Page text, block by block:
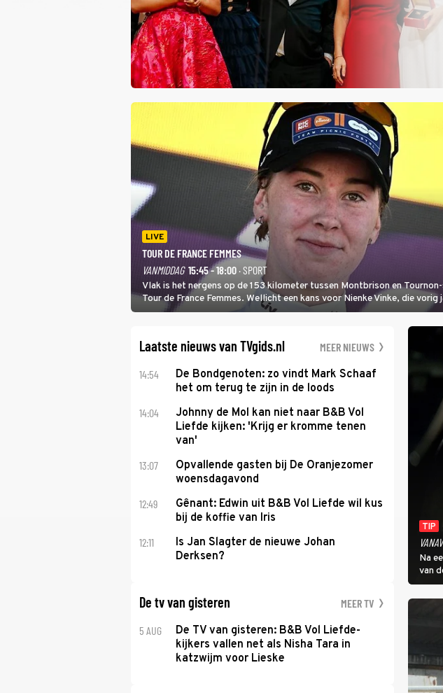
LIVE
TOUR DE FRANCE FEMMES
VANMIDDAG 15:45 - 18:00 · SPORT
Vlak is het nergens op de 153 kilometer tussen Montbrison en
Tour de France Femmes. Wellicht een kans voor Nienke Vinke, die
won.
Laatste nieuws van TVgids.nl MEER NIEUWS
14:54
De Bondgenoten: zo vindt Mark Schaaf
het om terug te zijn in de loods
14:04
Johnny de Mol kan niet naar B&B Vol
Liefde kijken: 'Krijg er kromme tenen
van'
13:07
Opvallende gasten bij De Oranjezomer
woensdagavond
12:49
Gênant: Edwin uit B&B Vol Liefde wil kus
bij de koffie van Iris
12:11
Is Jan Slagter de nieuwe Johan
Derksen?
De tv van gisteren MEER TV
5 AUG
De TV van gisteren: B&B Vol Liefde-
kijkers vallen net als Nisha Tara in
katzwijm voor Lieske
TIP
Na
van
hem